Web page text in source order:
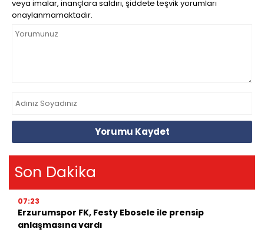
veya imalar, inançlara saldırı, şiddete teşvik yorumları
onaylanmamaktadır.
Yorumu Kaydet
Son Dakika
07:23
Erzurumspor FK, Festy Ebosele ile prensip
anlaşmasına vardı